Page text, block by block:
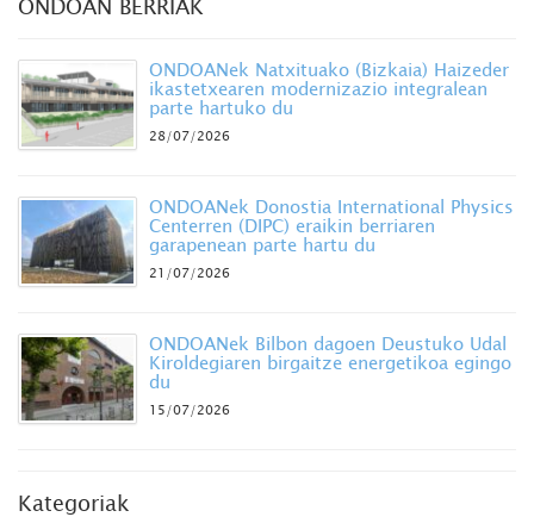
ONDOAN BERRIAK
ONDOANek Natxituako (Bizkaia) Haizeder
ikastetxearen modernizazio integralean
parte hartuko du
28/07/2026
ONDOANek Donostia International Physics
Centerren (DIPC) eraikin berriaren
garapenean parte hartu du
21/07/2026
ONDOANek Bilbon dagoen Deustuko Udal
Kiroldegiaren birgaitze energetikoa egingo
du
15/07/2026
Kategoriak